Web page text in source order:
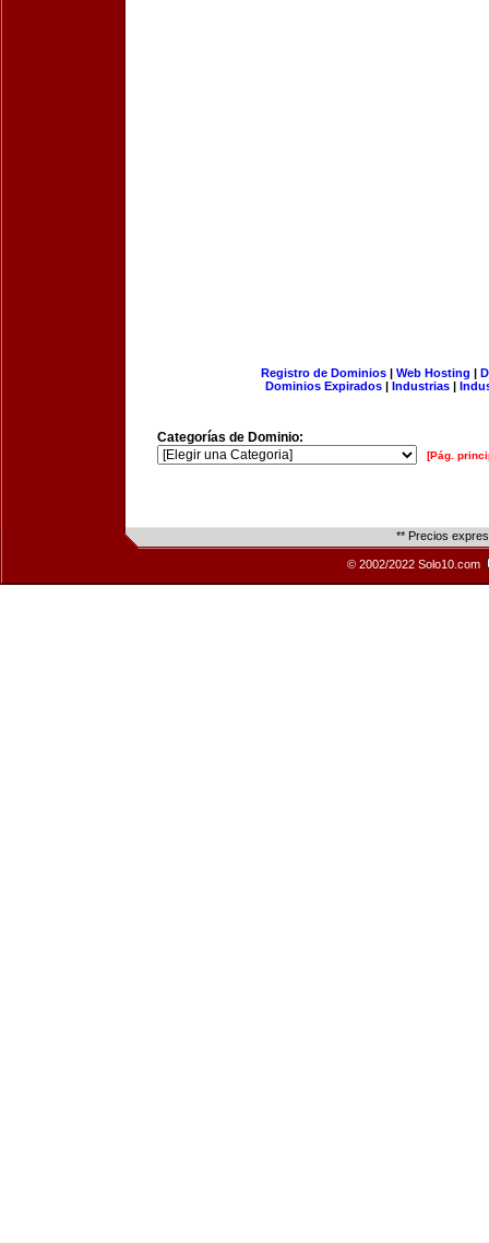
Registro de Dominios| Web Hosting |
Dominios Expirados | Industrias |
Categorías de Dominio:
[Pág.
** Precios
© 2002/2022 Solo10.com